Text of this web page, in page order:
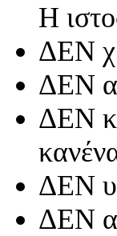
Η
ΔΕΝ
ΔΕΝ
ΔΕΝ
ΔΕΝ
ΔΕΝ